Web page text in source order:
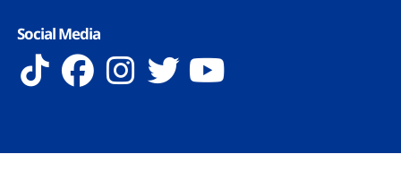
Social Media